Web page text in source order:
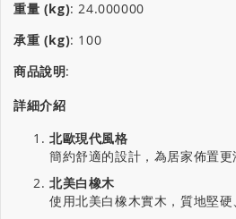
重量 (kg):24.000000
承重 (kg): 100
商品說明:
詳細介紹
北歐現代風格
簡約舒適的設計，為居家佈置
北美白橡木
使用北美白橡木實木，質地堅硬